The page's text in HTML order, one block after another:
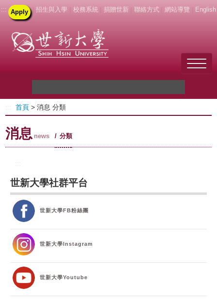
::: Apply | 招生與入學 校務系統 捐贈世新 聯絡方式 網站導覽 English
關於世新
未來學生
在校生
教職員
校友
媒體
首頁 > 消息 分類
消息 news 分類
世新大學社群平台
世新大學FB粉絲團
世新大學Instagram
世新大學Youtube